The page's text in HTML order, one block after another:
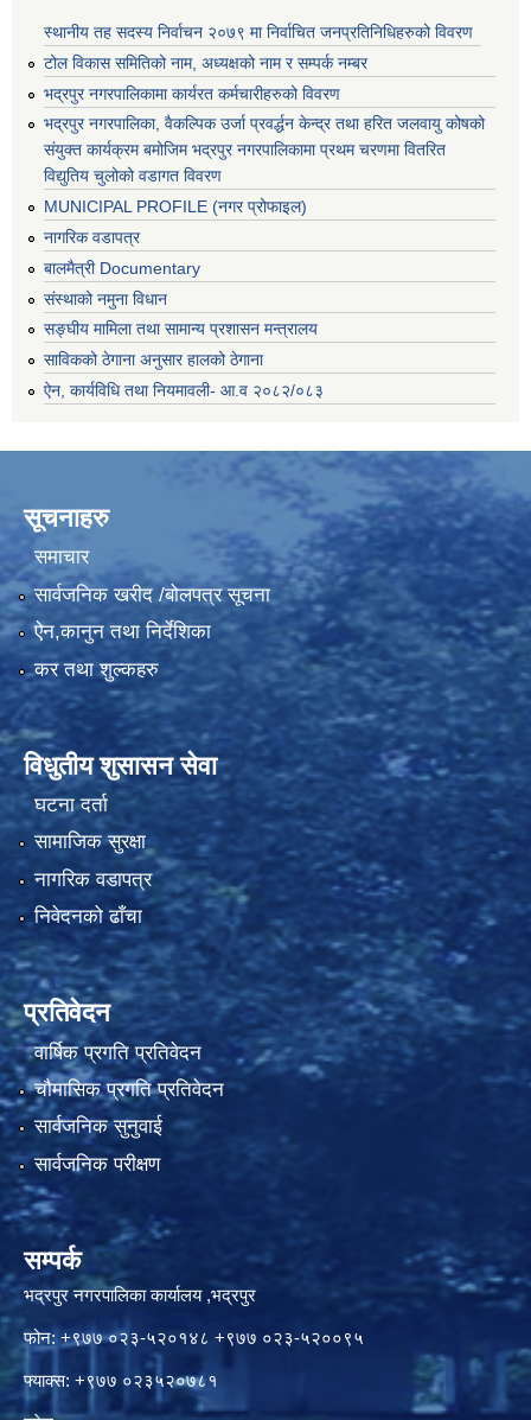
स्थानीय तह सदस्य निर्वाचन २०७९ मा निर्वाचित जनप्रतिनिधिहरुको विवरण
टोल विकास समितिको नाम, अध्यक्षको नाम र सम्पर्क नम्बर
भद्रपुर नगरपालिकामा कार्यरत कर्मचारीहरुको विवरण
भद्रपुर नगरपालिका, वैकल्पिक उर्जा प्रवर्द्धन केन्द्र तथा हरित जलवायु कोषको
संयुक्त कार्यक्रम बमोजिम भद्रपुर नगरपालिकामा प्रथम चरणमा वितरित
विद्युतिय चुलोको वडागत विवरण
MUNICIPAL PROFILE (नगर प्रोफाइल)
नागरिक वडापत्र
बालमैत्री Documentary
संस्थाको नमुना विधान
सङ्घीय मामिला तथा सामान्य प्रशासन मन्त्रालय
साविकको ठेगाना अनुसार हालको ठेगाना
ऐन, कार्यविधि तथा नियमावली- आ.व २०८२/०८३
सूचनाहरु
समाचार
सार्वजनिक खरीद /बोलपत्र सूचना
ऐन,कानुन तथा निर्देशिका
कर तथा शुल्कहरु
विधुतीय शुसासन सेवा
घटना दर्ता
सामाजिक सुरक्षा
नागरिक वडापत्र
निवेदनको ढाँचा
प्रतिवेदन
वार्षिक प्रगति प्रतिवेदन
चौमासिक प्रगति प्रतिवेदन
सार्वजनिक सुनुवाई
सार्वजनिक परीक्षण
सम्पर्क
भद्रपुर नगरपालिका कार्यालय ,भद्रपुर
फोन: +९७७ ०२३-५२०१४८ +९७७ ०२३-५२००९५
फ्याक्स: +९७७ ०२३५२०७८१